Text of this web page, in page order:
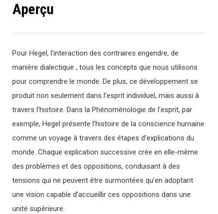
Aperçu
Pour Hegel, l’interaction des contraires engendre, de
manière dialectique , tous les concepts que nous utilisons
pour comprendre le monde. De plus, ce développement se
produit non seulement dans l’esprit individuel, mais aussi à
travers l’histoire. Dans la Phénoménologie de l’esprit, par
exemple, Hegel présente l’histoire de la conscience humaine
comme un voyage à travers des étapes d’explications du
monde. Chaque explication successive crée en elle-même
des problèmes et des oppositions, conduisant à des
tensions qui ne peuvent être surmontées qu’en adoptant
une vision capable d’accueillir ces oppositions dans une
unité supérieure.